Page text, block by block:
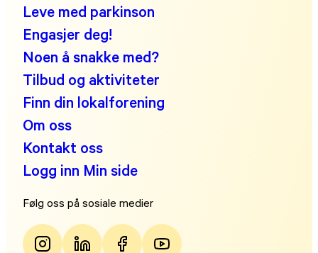
Leve med parkinson
Engasjer deg!
Noen å snakke med?
Tilbud og aktiviteter
Finn din lokalforening
Om oss
Kontakt oss
Logg inn Min side
Følg oss på sosiale medier